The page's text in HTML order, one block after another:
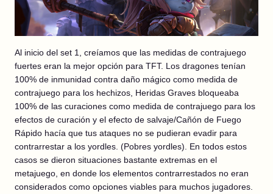
Al inicio del set 1, creíamos que las medidas de contrajuego
fuertes eran la mejor opción para TFT. Los dragones tenían
100% de inmunidad contra daño mágico como medida de
contrajuego para los hechizos, Heridas Graves bloqueaba
100% de las curaciones como medida de contrajuego para los
efectos de curación y el efecto de salvaje/Cañón de Fuego
Rápido hacía que tus ataques no se pudieran evadir para
contrarrestar a los yordles. (Pobres yordles). En todos estos
casos se dieron situaciones bastante extremas en el
metajuego, en donde los elementos contrarrestados no eran
considerados como opciones viables para muchos jugadores.